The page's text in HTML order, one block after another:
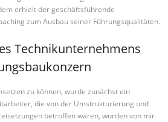
erhielt der geschäftsführende
zum Ausbau seiner Führungsqualitäten.
Technikunternehmens
zu können, wurde zunächst ein
die von der Umstrukturierung und
betroffen waren, wurden von mir